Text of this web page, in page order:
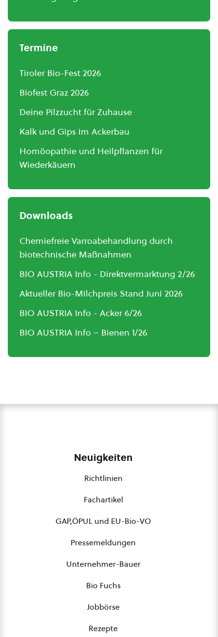
Termine
Tiroler Bio-Fest 2026
Biofest Graz 2026
Deine Pilzzucht für Zuhause
Kalk und Gips im Ackerbau
Homöopathie und Heilpflanzen für
Wiederkäuern
Downloads
Chemiefreie Varroabehandlung durch
biotechnische Maßnahmen
BIO AUSTRIA Info - Direktvermarktung 2/26
Aktueller Bio-Milchpreis Stand Juni 2026
BIO AUSTRIA Info - Acker 6/26
BIO AUSTRIA Info – Bienen 1/26
Neuigkeiten
Richtlinien
Fachartikel
GAP,ÖPUL und EU-Bio-VO
Pressemeldungen
Unternehmer-Bauer
Bio Fuchs
Jobbörse
Rezepte